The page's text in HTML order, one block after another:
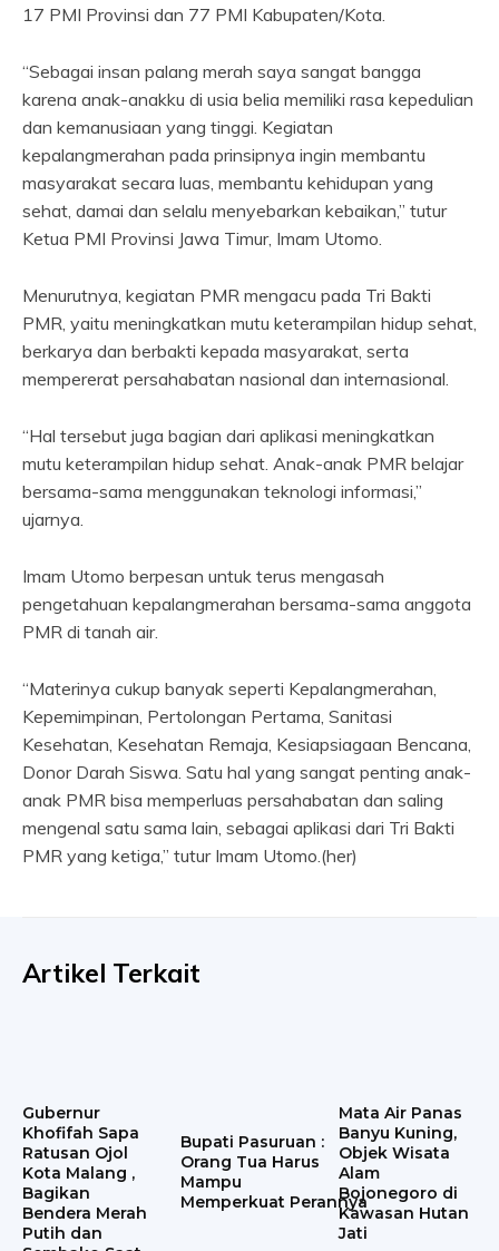
17 PMI Provinsi dan 77 PMI Kabupaten/Kota.
“Sebagai insan palang merah saya sangat bangga
karena anak-anakku di usia belia memiliki rasa kepedulian
dan kemanusiaan yang tinggi. Kegiatan
kepalangmerahan pada prinsipnya ingin membantu
masyarakat secara luas, membantu kehidupan yang
sehat, damai dan selalu menyebarkan kebaikan,” tutur
Ketua PMI Provinsi Jawa Timur, Imam Utomo.
Menurutnya, kegiatan PMR mengacu pada Tri Bakti
PMR, yaitu meningkatkan mutu keterampilan hidup sehat,
berkarya dan berbakti kepada masyarakat, serta
mempererat persahabatan nasional dan internasional.
“Hal tersebut juga bagian dari aplikasi meningkatkan
mutu keterampilan hidup sehat. Anak-anak PMR belajar
bersama-sama menggunakan teknologi informasi,”
ujarnya.
Imam Utomo berpesan untuk terus mengasah
pengetahuan kepalangmerahan bersama-sama anggota
PMR di tanah air.
“Materinya cukup banyak seperti Kepalangmerahan,
Kepemimpinan, Pertolongan Pertama, Sanitasi
Kesehatan, Kesehatan Remaja, Kesiapsiagaan Bencana,
Donor Darah Siswa. Satu hal yang sangat penting anak-
anak PMR bisa memperluas persahabatan dan saling
mengenal satu sama lain, sebagai aplikasi dari Tri Bakti
PMR yang ketiga,” tutur Imam Utomo.(her)
Artikel Terkait
Gubernur
Khofifah Sapa
Ratusan Ojol
Kota Malang ,
Bagikan
Bendera Merah
Putih dan
Bupati Pasuruan :
Orang Tua Harus
Mampu
Memperkuat Perannya
Mata Air Panas
Banyu Kuning,
Objek Wisata
Alam
Bojonegoro di
Kawasan Hutan
Jati